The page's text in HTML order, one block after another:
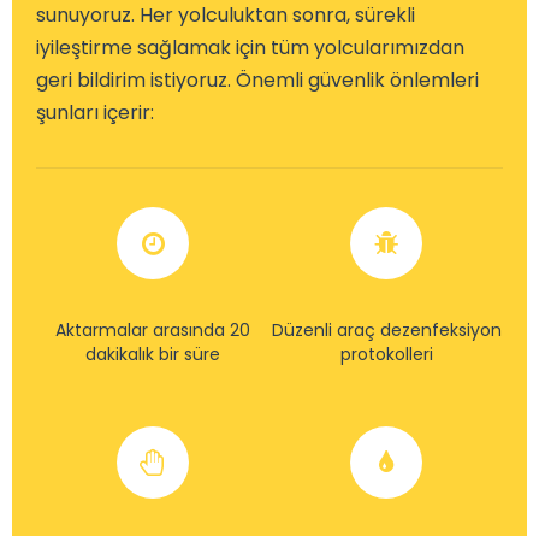
sunuyoruz. Her yolculuktan sonra, sürekli
iyileştirme sağlamak için tüm yolcularımızdan
geri bildirim istiyoruz. Önemli güvenlik önlemleri
şunları içerir:
Aktarmalar arasında 20
dakikalık bir süre
Düzenli araç dezenfeksiyon
protokolleri